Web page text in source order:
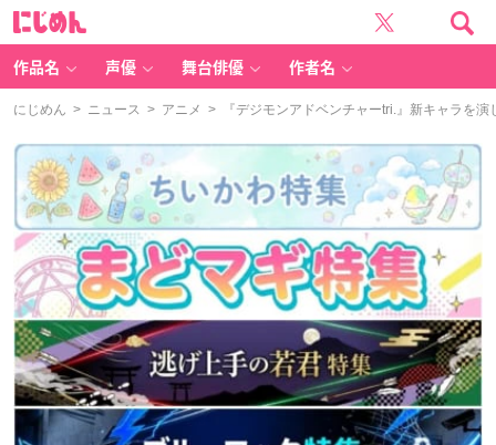
作品名 声優 舞台俳優 作者名
にじめん > ニュース > アニメ > 『デジモンアドベンチャーtri.』新キャラを